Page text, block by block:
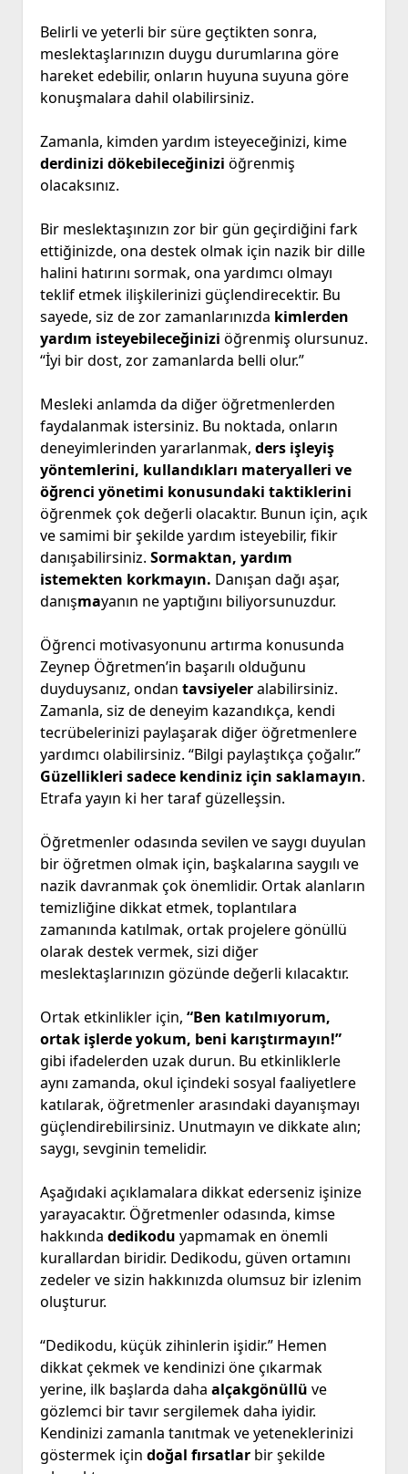
Belirli ve yeterli bir süre geçtikten sonra,
meslektaşlarınızın duygu durumlarına göre
hareket edebilir, onların huyuna suyuna göre
konuşmalara dahil olabilirsiniz.
Zamanla, kimden yardım isteyeceğinizi, kime
derdinizi dökebileceğinizi öğrenmiş
olacaksınız.
Bir meslektaşınızın zor bir gün geçirdiğini fark
ettiğinizde, ona destek olmak için nazik bir dille
halini hatırını sormak, ona yardımcı olmayı
teklif etmek ilişkilerinizi güçlendirecektir. Bu
sayede, siz de zor zamanlarınızda kimlerden
yardım isteyebileceğinizi öğrenmiş olursunuz.
“İyi bir dost, zor zamanlarda belli olur.”
Mesleki anlamda da diğer öğretmenlerden
faydalanmak istersiniz. Bu noktada, onların
deneyimlerinden yararlanmak, ders işleyiş
yöntemlerini, kullandıkları materyalleri ve
öğrenci yönetimi konusundaki taktiklerini
öğrenmek çok değerli olacaktır. Bunun için, açık
ve samimi bir şekilde yardım isteyebilir, fikir
danışabilirsiniz. Sormaktan, yardım
istemekten korkmayın. Danışan dağı aşar,
danışmayanın ne yaptığını biliyorsunuzdur.
Öğrenci motivasyonunu artırma konusunda
Zeynep Öğretmen’in başarılı olduğunu
duyduysanız, ondan tavsiyeleralabilirsiniz.
Zamanla, siz de deneyim kazandıkça, kendi
tecrübelerinizi paylaşarak diğer öğretmenlere
yardımcı olabilirsiniz. “Bilgi paylaştıkça çoğalır.”
Güzellikleri sadece kendiniz için saklamayın.
Etrafa yayın ki her taraf güzelleşsin.
Öğretmenler odasında sevilen ve saygı duyulan
bir öğretmen olmak için, başkalarına saygılı ve
nazik davranmak çok önemlidir. Ortak alanların
temizliğine dikkat etmek, toplantılara
zamanında katılmak, ortak projelere gönüllü
olarak destek vermek, sizi diğer
meslektaşlarınızın gözünde değerli kılacaktır.
Ortak etkinlikler için, “Ben katılmıyorum,
ortak işlerde yokum, beni karıştırmayın!”
gibi ifadelerden uzak durun. Bu etkinliklerle
aynı zamanda, okul içindeki sosyal faaliyetlere
katılarak, öğretmenler arasındaki dayanışmayı
güçlendirebilirsiniz. Unutmayın ve dikkate alın;
saygı, sevginin temelidir.
Aşağıdaki açıklamalara dikkat ederseniz işinize
yarayacaktır. Öğretmenler odasında, kimse
hakkında dedikodu yapmamak en önemli
kurallardan biridir. Dedikodu, güven ortamını
zedeler ve sizin hakkınızda olumsuz bir izlenim
oluşturur.
“Dedikodu, küçük zihinlerin işidir.” Hemen
dikkat çekmek ve kendinizi öne çıkarmak
yerine, ilk başlarda daha alçakgönüllü ve
gözlemci bir tavır sergilemek daha iyidir.
Kendinizi zamanla tanıtmak ve yeteneklerinizi
göstermek için doğal fırsatlarbir şekilde